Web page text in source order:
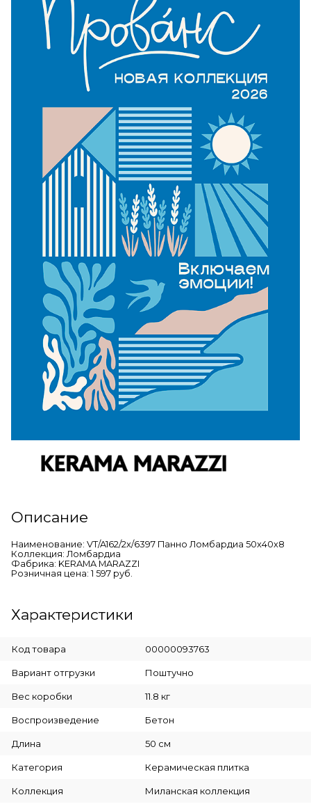
Описание
Наименование: VT/A162/2x/6397 Панно Ломбардиа 50x40x8
Коллекция: Ломбардиа
Фабрика: KERAMA MARAZZI
Розничная цена: 1 597 руб.
Характеристики
Код товара 00000093763
Вариант отгрузки Поштучно
Вес коробки 11.8 кг
Воспроизведение Бетон
Длина 50 см
Категория Керамическая плитка
Коллекция Миланская коллекция